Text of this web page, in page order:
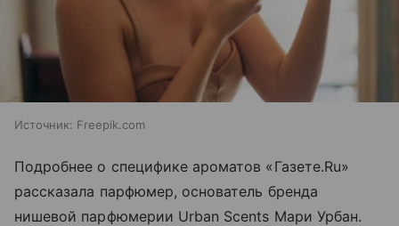
Источник: Freepik.com
Подробнее о специфике ароматов «Газете.Ru»
рассказала парфюмер, основатель бренда
нишевой парфюмерии Urban Scents Мари Урбан.